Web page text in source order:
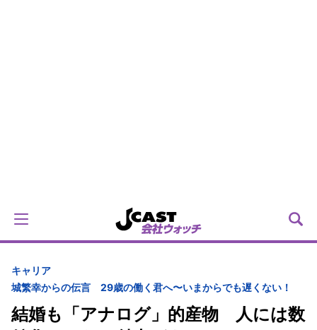
キャリア
城繁幸からの伝言 29歳の働く君へ〜いまからでも遅くない！
結婚も「アナログ」的産物 人には数